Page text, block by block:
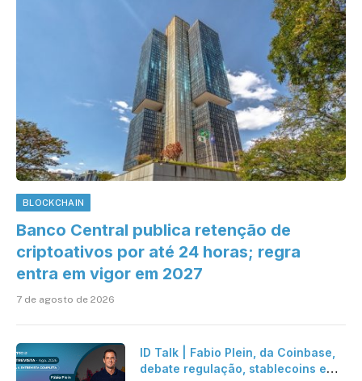
BLOCKCHAIN
Banco Central publica retenção de
criptoativos por até 24 horas; regra
entra em vigor em 2027
7 de agosto de 2026
ID Talk | Fabio Plein, da Coinbase,
debate regulação, stablecoins e